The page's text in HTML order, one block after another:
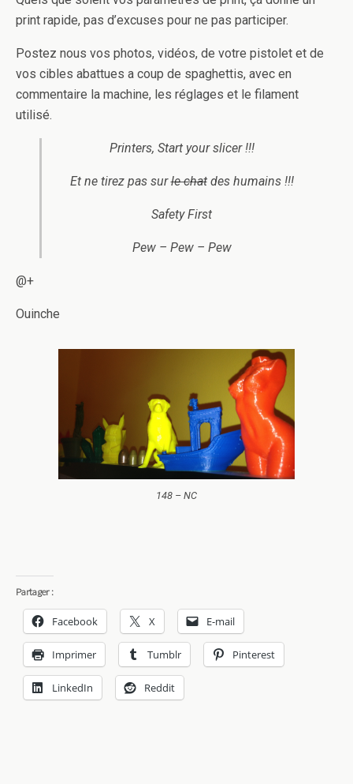
print rapide, pas d’excuses pour ne pas participer.
Postez nous vos photos, vidéos, de votre pistolet et de
vos cibles abattues a coup de spaghettis, avec en
commentaire la machine, les réglages et le filament
utilisé.
Printers, Start your slicer !!!
Et ne tirez pas surle chatdes humains !!!
Safety First
Pew – Pew – Pew
@+
Ouinche
148 – NC
Partager :
Facebook X E-mail
Imprimer Tumblr Pinterest
LinkedIn Reddit